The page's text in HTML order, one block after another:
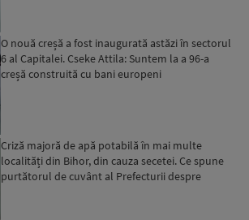
O nouă creșă a fost inaugurată astăzi în sectorul
6 al Capitalei. Cseke Attila: Suntem la a 96-a
creșă construită cu bani europeni
Criză majoră de apă potabilă în mai multe
localități din Bihor, din cauza secetei. Ce spune
purtătorul de cuvânt al Prefecturii despre